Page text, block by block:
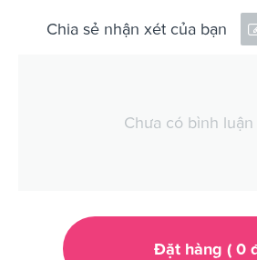
Chia sẻ nhận xét của bạn
Chưa có bình luận
Đặt hàng ( 0